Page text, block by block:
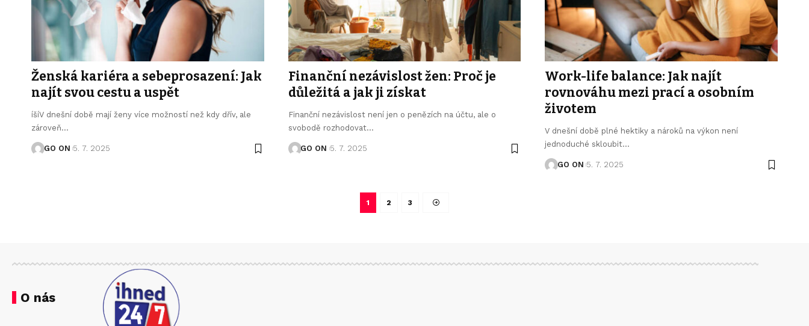
Ženská kariéra a sebeprosazení: Jak
najít svou cestu a uspět
íšíV dnešní době mají ženy více možností než kdy dřív, ale
zároveň…
GO ON 5. 7. 2025
Finanční nezávislost žen: Proč je
důležitá a jak ji získat
Finanční nezávislost není jen o penězích na účtu, ale o
svobodě rozhodovat…
GO ON 5. 7. 2025
Work-life balance: Jak najít
rovnováhu mezi prací a osobním
životem
V dnešní době plné hektiky a nároků na výkon není
jednoduché skloubit…
GO ON 5. 7. 2025
1 2 3
O nás